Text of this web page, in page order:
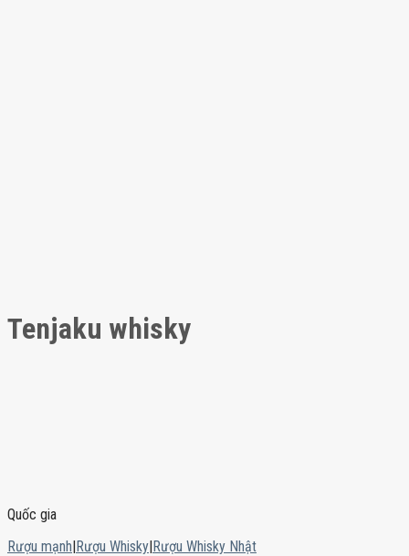
Tenjaku whisky
Quốc gia
Rượu mạnh|Rượu Whisky|Rượu Whisky Nhật